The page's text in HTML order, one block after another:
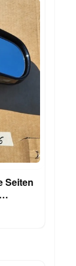
Seiten